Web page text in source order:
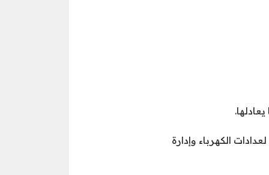
والتصحيحية لعدادات الكهرباء وإدارة